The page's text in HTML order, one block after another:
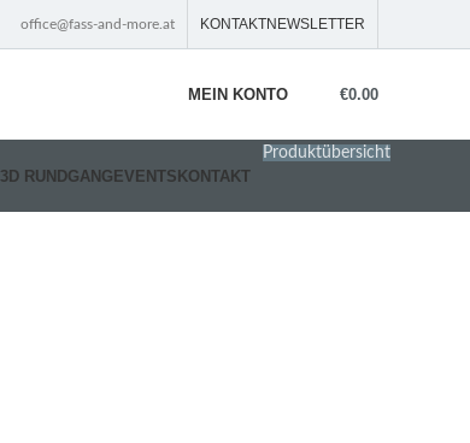
office@fass-and-more.at KONTAKTNEWSLETTER
MEIN KONTO €0.00
3D RUNDGANGEVENTSKONTAKT
Produktübersicht